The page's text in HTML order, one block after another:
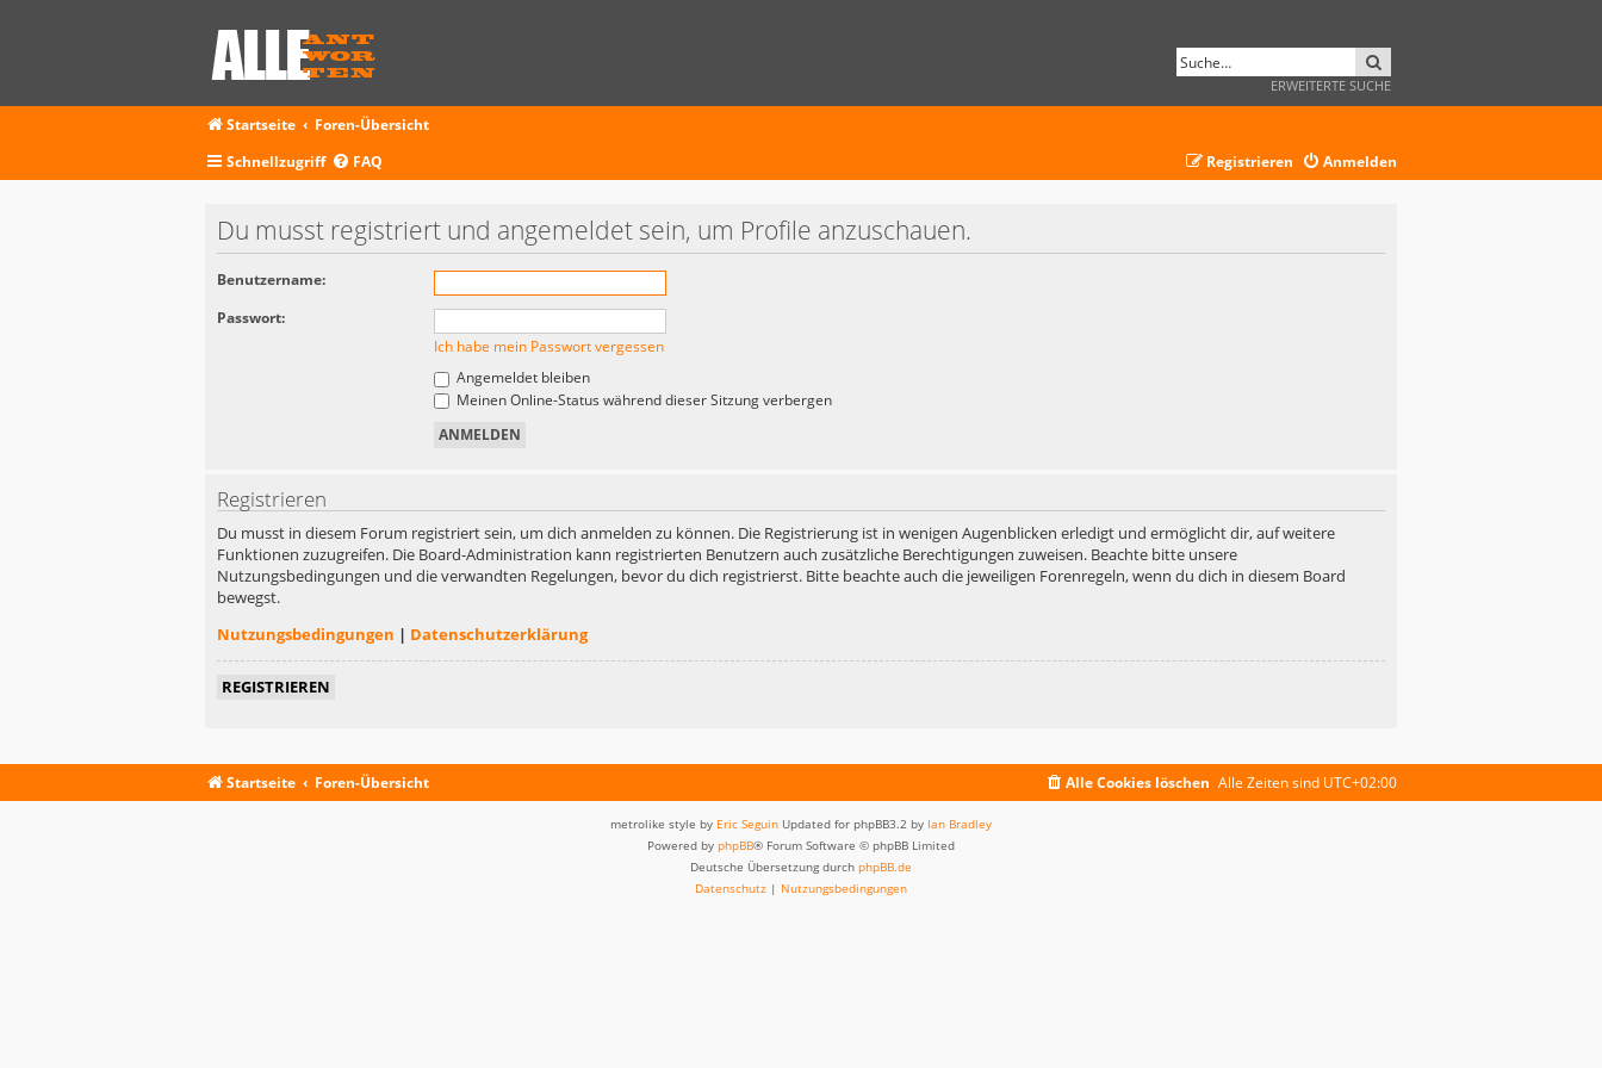
ERWEITERTE SUCHE
Startseite
Foren-Übersicht
Schnellzugriff
FAQ Anmelden
Registrieren
Du musst registriert und angemeldet sein, um Profile anzuschauen.
Benutzername:
Passwort:
Ich habe mein Passwort vergessen
Angemeldet bleiben
Meinen Online-Status während dieser Sitzung verbergen
Registrieren
Du musst in diesem Forum registriert sein, um dich anmelden zu können. Die Registrierung ist in wenigen Augenblicken erledigt und ermöglicht dir, auf weitere
Funktionen zuzugreifen. Die Board-Administration kann registrierten Benutzern auch zusätzliche Berechtigungen zuweisen. Beachte bitte unsere
Nutzungsbedingungen und die verwandten Regelungen, bevor du dich registrierst. Bitte beachte auch die jeweiligen Forenregeln, wenn du dich in diesem Board
bewegst.
Nutzungsbedingungen | Datenschutzerklärung
REGISTRIEREN
Startseite Foren-Übersicht Alle Zeiten sind UTC+02:00
Alle Cookies löschen
metrolike style by Eric Seguin Updated for phpBB3.2 by Ian Bradley
Powered by phpBB® Forum Software © phpBB Limited
Deutsche Übersetzung durch phpBB.de
Datenschutz | Nutzungsbedingungen